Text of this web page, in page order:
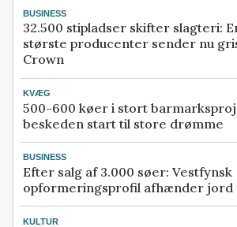
BUSINESS
32.500 stipladser skifter slagteri:
største producenter sender nu
Crown
KVÆG
500-600 køer i stort
beskeden start til store drømme
BUSINESS
Efter salg af 3.000 søer: Vestfynsk
opformeringsprofil afhænder jord
KULTUR